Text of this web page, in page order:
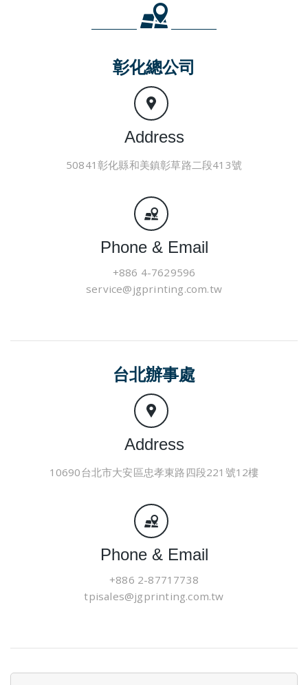
彰化總公司
Address
50841彰化縣和美鎮彰草路二段413號
Phone & Email
+886 4-7629596
service@jgprinting.com.tw
台北辦事處
Address
10690台北市大安區忠孝東路四段221號12樓
Phone & Email
+886 2-87717738
tpisales@jgprinting.com.tw